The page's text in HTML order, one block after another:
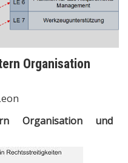
Organisation
Organisation und